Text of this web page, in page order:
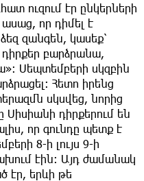
ուզում էր ընկերների
որ դիմել է
զանգեն, կասեք՝
բարձրանա,
Սեպտեմբերի սկզբին
Հետո իրենց
սկսվեց, նորից
դիրքերում են
որ գունդը պետք է
8-ի լույս 9-ի
էին։ Այդ ժամանակ
էր, երևի թե